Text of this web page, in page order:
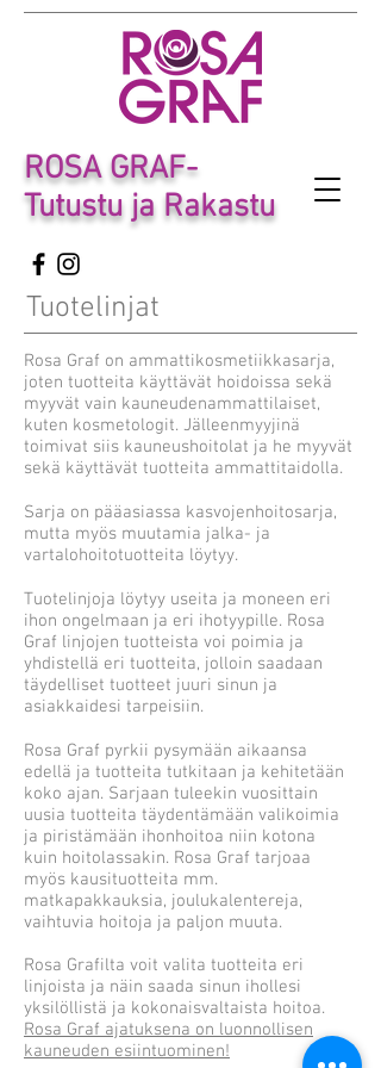
ROSA GRAF-
Tutustu ja Rakastu
Tuotelinjat
Rosa Graf on ammattikosmetiikkasarja,
joten tuotteita käyttävät hoidoissa sekä
myyvät vain kauneudenammattilaiset,
kuten kosmetologit. Jälleenmyyjinä
toimivat siis kauneushoitolat ja he myyvät
sekä käyttävät tuotteita ammattitaidolla.
Sarja on pääasiassa kasvojenhoitosarja,
mutta myös muutamia jalka- ja
vartalohoitotuotteita löytyy.
Tuotelinjoja löytyy useita ja moneen eri
ihon ongelmaan ja eri ihotyypille. Rosa
Graf linjojen tuotteista voi poimia ja
yhdistellä eri tuotteita, jolloin saadaan
täydelliset tuotteet juuri sinun ja
asiakkaidesi tarpeisiin.
Rosa Graf pyrkii pysymään aikaansa
edellä ja tuotteita tutkitaan ja kehitetään
koko ajan. Sarjaan tuleekin vuosittain
uusia tuotteita täydentämään valikoimia
ja piristämään ihonhoitoa niin kotona
kuin hoitolassakin. Rosa Graf tarjoaa
myös kausituotteita mm.
matkapakkauksia, joulukalentereja,
vaihtuvia hoitoja ja paljon muuta.
Rosa Grafilta voit valita tuotteita eri
linjoista ja näin saada sinun ihollesi
yksilöllistä ja kokonaisvaltaista hoitoa.
Rosa Graf ajatuksena on luonnollisen
kauneuden esiintuominen!